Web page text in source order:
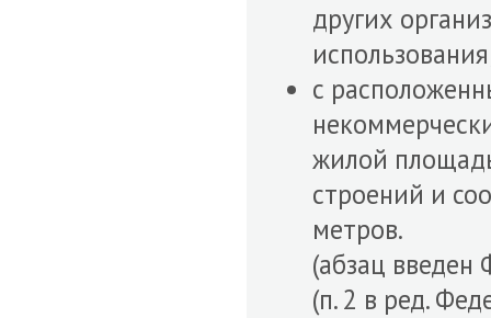
других
с
жилой
строений и
метров.
(абзац
(п. 2 в ред.